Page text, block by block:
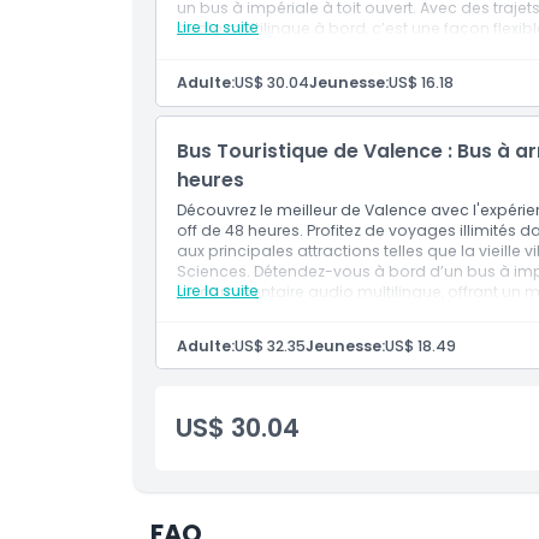
un bus à impériale à toit ouvert. Avec des
audio multilingue à bord, c’est une façon
Lire la suite
Accès 24 heures au bus touristique à arrêts
Guide audio en 10 langues avec
Adulte:US$ 30.04Jeunesse:US$ 16.18
Bus Touristique de Valence : Bus à
heures
Découvrez le meilleur de Valence avec
off de 48 heures. Profitez de voyages illimités
aux principales attractions telles que la vieille
Sciences. Détendez-vous à bord d’un bus à
un commentaire audio multilingue, offrant un
Lire la suite
Accès de 48 heures au bus à arrêts
Adulte:US$ 32.35Jeunesse:US$ 18.49
US$ 30.04